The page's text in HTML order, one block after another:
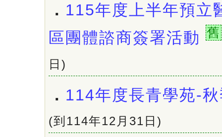
． 115年度上半年預立
區團體諮商簽署活動
舊
日)
． 114年度長青學苑-
(到114年12月31日)